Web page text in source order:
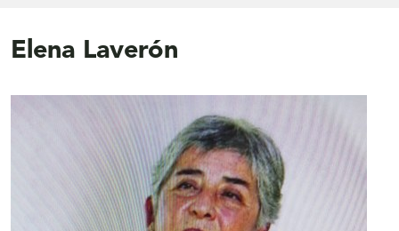
Elena Laverón